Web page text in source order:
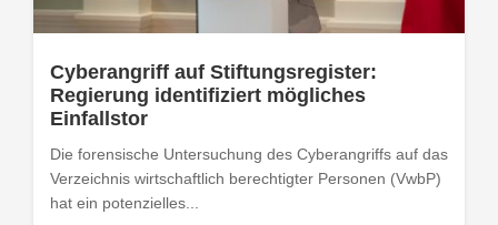
Cyberangriff auf Stiftungsregister:
Regierung identifiziert mögliches
Einfallstor
Die forensische Untersuchung des Cyberangriffs auf das
Verzeichnis wirtschaftlich berechtigter Personen (VwbP)
hat ein potenzielles...